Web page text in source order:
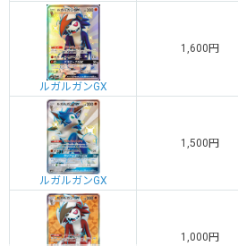
ルガルガンGX
1,600円
ルガルガンGX
1,500円
1,000円